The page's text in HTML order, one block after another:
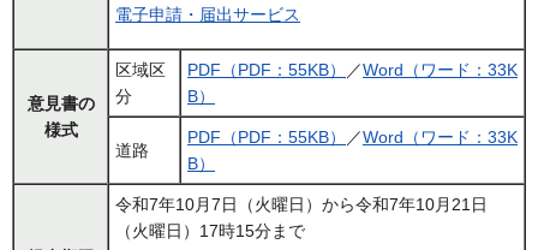
電子申請・届出サービス
意見書の
様式
区域区
分
PDF（PDF：55KB） ／Word（ワード：33K
B）
道路
PDF（PDF：55KB） ／Word（ワード：33K
B）
令和7年10月7日（火曜日）から令和7年10月21日
（火曜日）17時15分まで